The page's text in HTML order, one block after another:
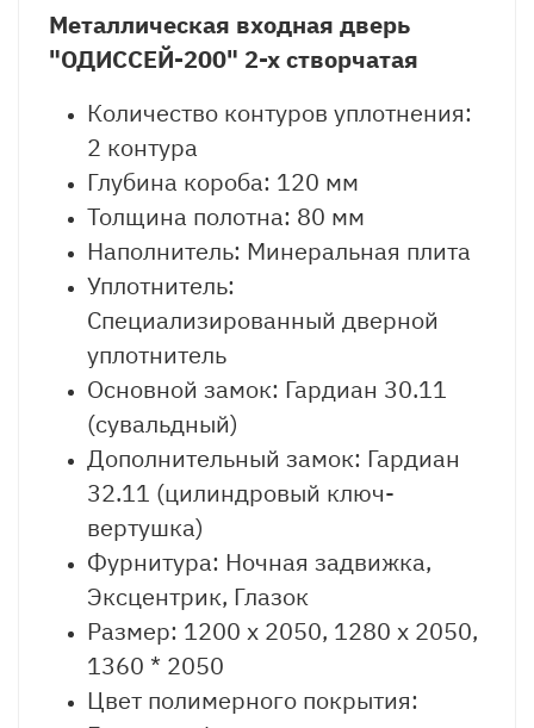
Металлическая входная дверь
"ОДИССЕЙ-200" 2-х створчатая
Количество контуров уплотнения:
2 контура
Глубина короба: 120 мм
Толщина полотна: 80 мм
Наполнитель: Минеральная плита
Уплотнитель:
Специализированный дверной
уплотнитель
Основной замок: Гардиан 30.11
(сувальдный)
Дополнительный замок: Гардиан
32.11 (цилиндровый ключ-
вертушка)
Фурнитура: Ночная задвижка,
Эксцентрик, Глазок
Размер: 1200 х 2050, 1280 х 2050,
1360 * 2050
Цвет полимерного покрытия: